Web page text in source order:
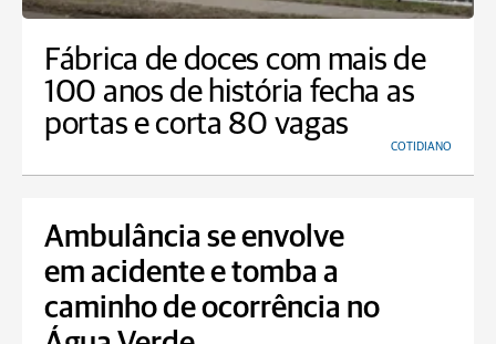
Fábrica de doces com mais de
100 anos de história fecha as
portas e corta 80 vagas
COTIDIANO
Ambulância se envolve
em acidente e tomba a
caminho de ocorrência no